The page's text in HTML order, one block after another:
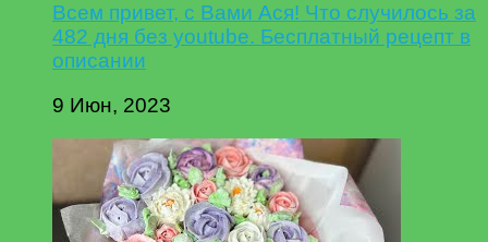
Всем привет, с Вами Ася! Что случилось за
482 дня без youtube. Бесплатный рецепт в
описании
9 Июн, 2023